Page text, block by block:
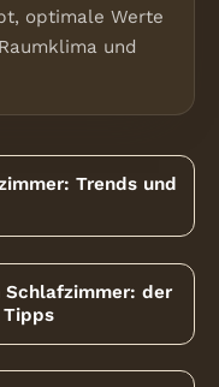
optimale Werte
und
Trends und
der